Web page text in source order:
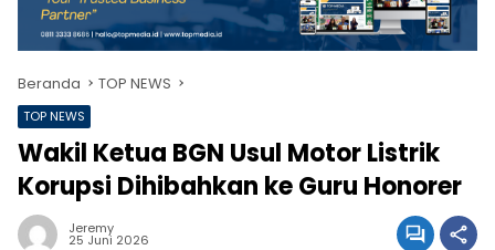
Beranda TOP NEWS
TOP NEWS
Wakil Ketua BGN Usul Motor Listrik
Korupsi Dihibahkan ke Guru Honorer
Jeremy
25 Juni 2026